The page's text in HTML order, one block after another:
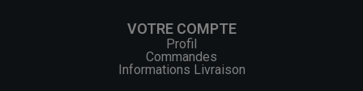
VOTRE COMPTE
Profil
Commandes
Informations Livraison